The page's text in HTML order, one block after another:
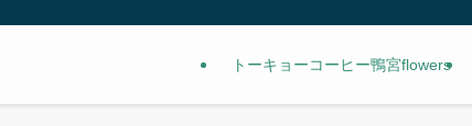
トーキョーコーヒー鴨宮flowers